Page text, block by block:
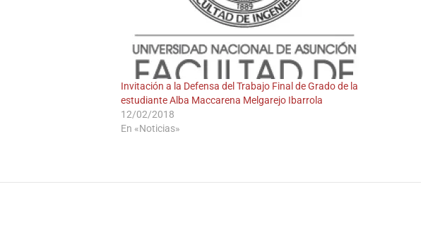
Invitación a la Defensa del Trabajo Final de Grado de la
estudiante Alba Maccarena Melgarejo Ibarrola
12/02/2018
En «Noticias»
| FIUNA